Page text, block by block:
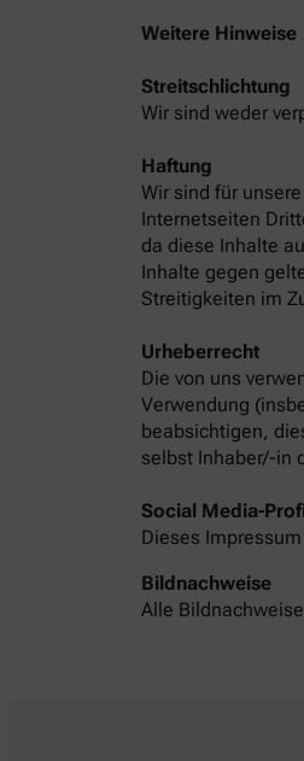
Weitere Hinweise
Streitschlichtung
Wir sind weder
Haftung
Wir sind für
Internetseiten
da diese Inhalte
Inhalte gegen
Streitigkeiten im
Urheberrecht
Die von uns
Verwendung
beabsichtigen,
selbst Inhaber/-in
Social Media-
Dieses
Bildnachweise
Alle